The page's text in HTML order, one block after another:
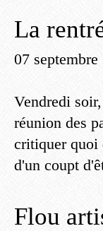
La
07
Vendredi
réunion des
critiquer quoi
d'un coupt
Flou